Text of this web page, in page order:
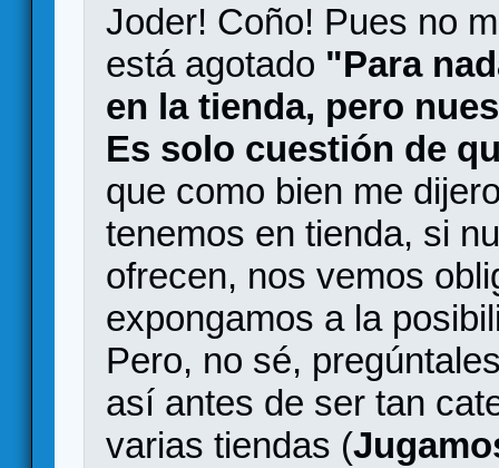
Joder! Coño! Pues no
está agotado "Para
en la tienda, pero
Es solo cuestión de
que como bien me
tenemos en tienda, si
ofrecen, nos vemos
expongamos a la
Pero, no sé,
así antes de ser tan
varias tiendas (